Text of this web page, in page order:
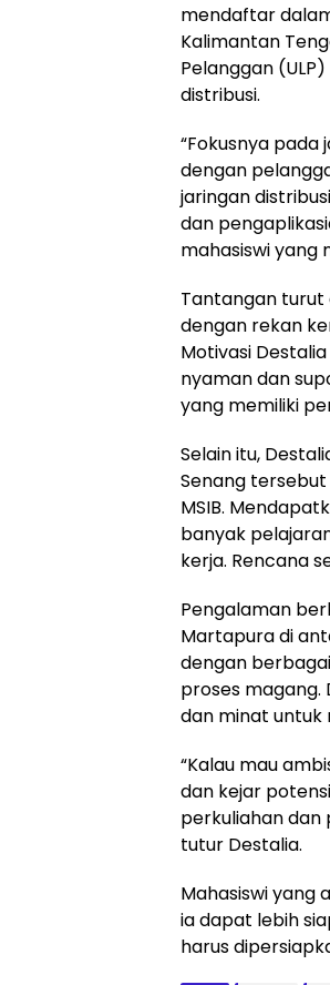
mendaftar
Kalimantan
Pelanggan
distribusi.
“Fokusnya
dengan
jaringan
dan
mahasiswi yang
Tantangan turut
dengan rekan
Motivasi
nyaman dan
yang memiliki
Selain itu,
Senang
MSIB.
banyak
kerja. Rencana
Pengalaman
Martapura di
dengan
proses magang.
dan minat
“Kalau mau
dan kejar
perkuliahan dan
tutur Destalia.
Mahasiswi yang
ia dapat lebih
harus